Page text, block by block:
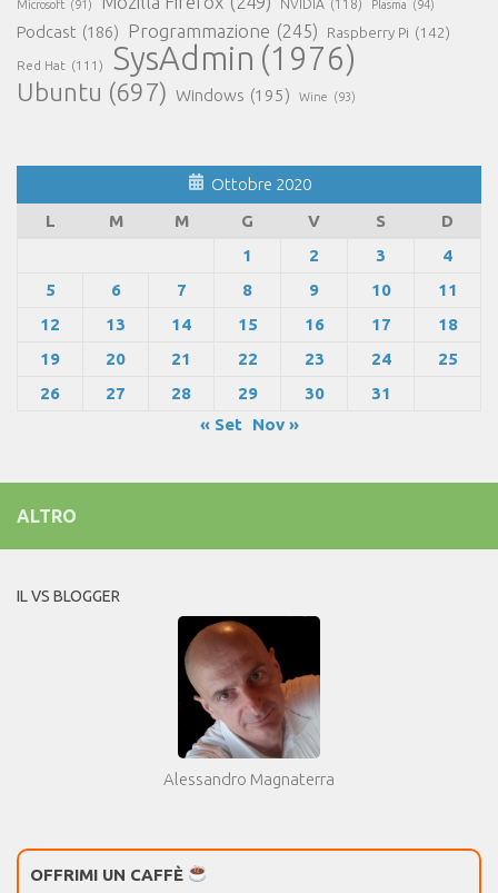
Microsoft (91) NVIDIA (118) Plasma (94)
Podcast (186) Programmazione (245) Raspberry Pi (142)
Red Hat (111) SysAdmin (1976)
Ubuntu (697) Windows (195) Wine (93)
Ottobre 2020
L
M M G V S
D
1
2 3
4
5
6 7 8 9 10
11
12
13 14 15 16 17
18
19
20 21 22 23 24
25
26
27 28 29 30
31
« Set
Nov »
ALTRO
IL VS BLOGGER
Alessandro Magnaterra
OFFRIMI UN CAFFÈ